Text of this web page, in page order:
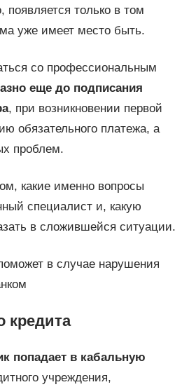
появляется только в том
уже имеет место быть.
со профессиональным
еще до подписания
, при возникновении первой
обязательного платежа, а
проблем.
какие именно вопросы
специалист и, какую
в сложившейся ситуации.
в случае нарушения
кредита
попадает в кабальную
учреждения,